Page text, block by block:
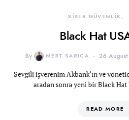
SİBER GÜVENLİK
Black Hat
By MERT SARICA 26
Sevgili işverenim Akbank‘ın ve
aradan sonra yeni bir Black
READ MORE